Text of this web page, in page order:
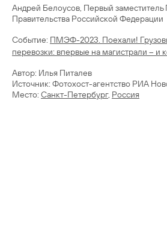
Андрей Белоусов, Первый заместитель
Правительства Российской Федерации
Cобытие: ПМЭФ-2023. Поехали!
перевозки: впервые на магистрали – и
Автор: Илья Питалев
Источник: Фотохост-агентство РИА
Место: Санкт-Петербург, Россия